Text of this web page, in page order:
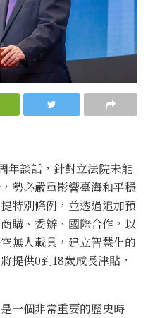
年談話，針對立法院未能
勢必嚴重影響臺海和平穩
特別條例，並透過追加預
購、委辦、國際合作，以
無人載具，建立智慧化的
提供0到18歲成長津貼，
一個非常重要的歷史時